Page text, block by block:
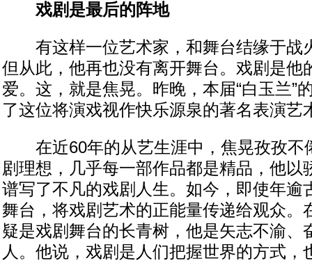
戏剧是最后的阵地
有这样一位艺术家，和舞台结缘于战
但从此，他再也没有离开舞台。戏剧是他
爱。这，就是焦晃。昨晚，本届“白玉兰”
了这位将演戏视作快乐源泉的著名表演艺
在近60年的从艺生涯中，焦晃孜孜不
剧理想，几乎每一部作品都是精品，他以
谱写了不凡的戏剧人生。如今，即使年逾
舞台，将戏剧艺术的正能量传递给观众。
疑是戏剧舞台的长青树，他是矢志不渝、
人。他说，戏剧是人们把握世界的方式，